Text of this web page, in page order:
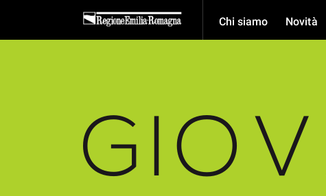
Chi siamo Novità